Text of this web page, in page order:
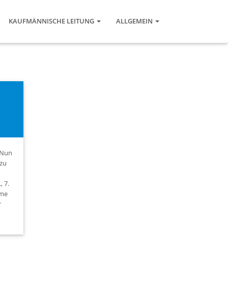
KAUFMÄNNISCHE LEITUNG ALLGEMEIN
7.